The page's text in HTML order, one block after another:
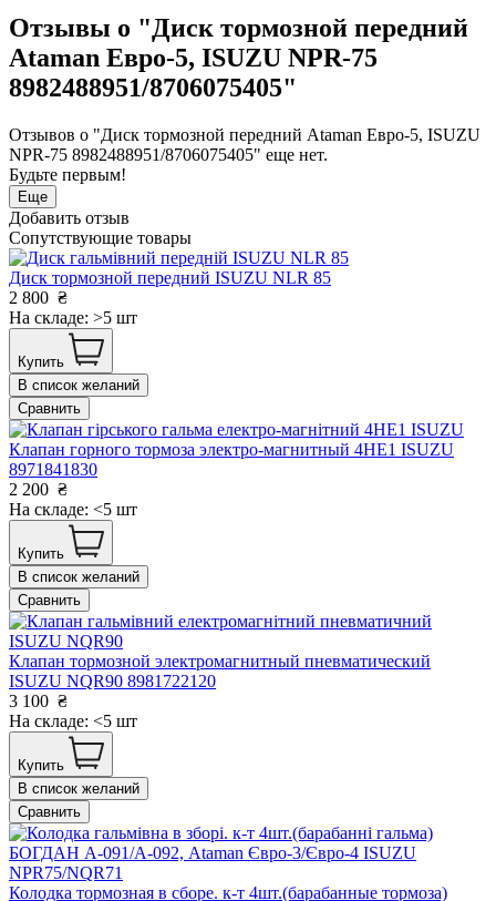
Отзывы о "Диск тормозной передний
Ataman Евро-5, ISUZU NPR-75
8982488951/8706075405"
Отзывов о "Диск тормозной передний Ataman Евро-5, ISUZU
NPR-75 8982488951/8706075405" еще нет.
Будьте первым!
Еще
Добавить отзыв
Сопутствующие товары
Диск тормозной передний ISUZU NLR 85
2 800 ₴
На складе: >5 шт
Купить
В список желаний
Сравнить
Клапан горного тормоза электро-магнитный 4НЕ1 ISUZU
8971841830
2 200 ₴
На складе: <5 шт
Купить
В список желаний
Сравнить
Клапан тормозной электромагнитный пневматический
ISUZU NQR90 8981722120
3 100 ₴
На складе: <5 шт
Купить
В список желаний
Сравнить
Колодка тормозная в сборе. к-т 4шт.(барабанные тормоза)